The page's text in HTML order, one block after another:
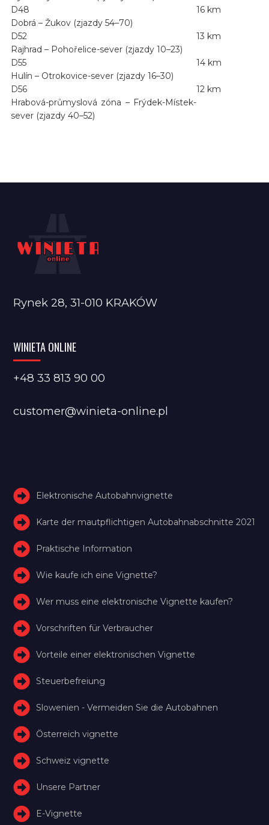
D48
Dobrá – Žukov (zjazdy 54–70)
16 km
D52
Rajhrad – Pohořelice-sever (zjazdy 10–23)
13 km
D55
Hulín – Otrokovice-sever (zjazdy 16–30)
14 km
D56
Hrabová-průmyslová zóna – Frýdek-Místek-
sever (zjazdy 40–52)
12 km
Rynek 28, 31-010 KRAKÓW
WINIETA ONLINE
+48 33 813 90 00
customer@winieta-online.pl
Elektronische Autobahnvignette
Karte der mautpflichtigen Autobahnabschnitte 2021
Praktische Information
Wie kaufe ich eine Vignette?
Wer muss eine elektronische Vignette kaufen?
Vorschriften für Verbraucher
Vorteile einer elektronischen Vignette
Steuerbefreiung
Slowenien - Vermeiden Sie die Autobahnen
Österreich vignette
Schweiz vignette
Unsere Partner
E-Vignette